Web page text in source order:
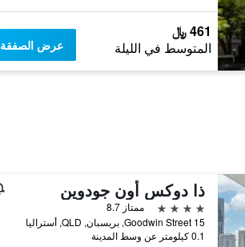
461 ﷼
المتوسط في الليلة عرض الصفقة
ذا دوكس أون جودوين
4 نجوم
ممتاز 8.7
15 Goodwin Street, بريسبان, QLD, أستراليا
0.1 كيلومتر عن وسط المدينة